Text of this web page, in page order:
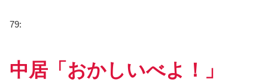
79:
中居「おかしいべよ！」